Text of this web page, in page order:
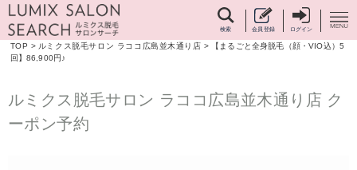
検索 会員登録 ログイン
TOP > ルミクス脱毛サロン ラココ広島並木通り店 >
【まるごと全身脱毛（顔・VIO込）5
回】86,900円♪
ルミクス脱毛サロン ラココ広島並木通り店 ク
ーポン予約